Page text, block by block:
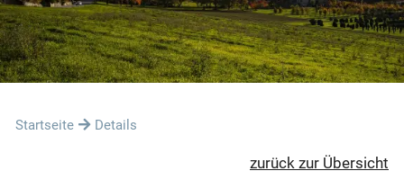
Startseite Details
zurück zur Übersicht